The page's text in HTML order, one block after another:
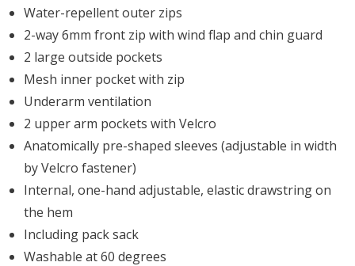
Water-repellent outer zips
2-way 6mm front zip with wind flap and chin guard
2 large outside pockets
Mesh inner pocket with zip
Underarm ventilation
2 upper arm pockets with Velcro
Anatomically pre-shaped sleeves (adjustable in width
by Velcro fastener)
Internal, one-hand adjustable, elastic drawstring on
the hem
Including pack sack
Washable at 60 degrees